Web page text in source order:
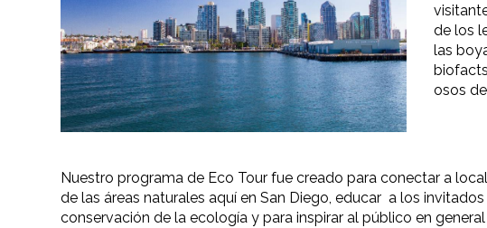
de los
las
osos
Nuestro programa de Eco Tour fue creado para conectar a
de las áreas naturales aquí en San Diego, educar a los
conservación de la ecología y para inspirar al público en